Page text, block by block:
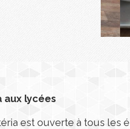
aux lycées
est ouverte à tous les